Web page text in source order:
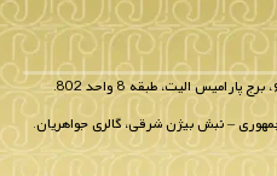
جمهوری – نبش بیژن شرقی، گالری جواهریان.